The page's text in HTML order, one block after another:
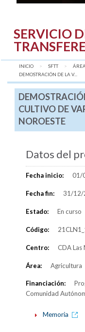
SERVICIO
INICIO SFTT
AQUÍ:
DEMOSTRACIÓN DE LA V...
CULTIVO DE
NOROESTE
Datos del
Fecha inicio: 01/
Fecha fin: 31/12/
Estado: En curso
Código:
Centro: CDA Las
Área: Agricultura
Financiación:
Comunidad
Memoria